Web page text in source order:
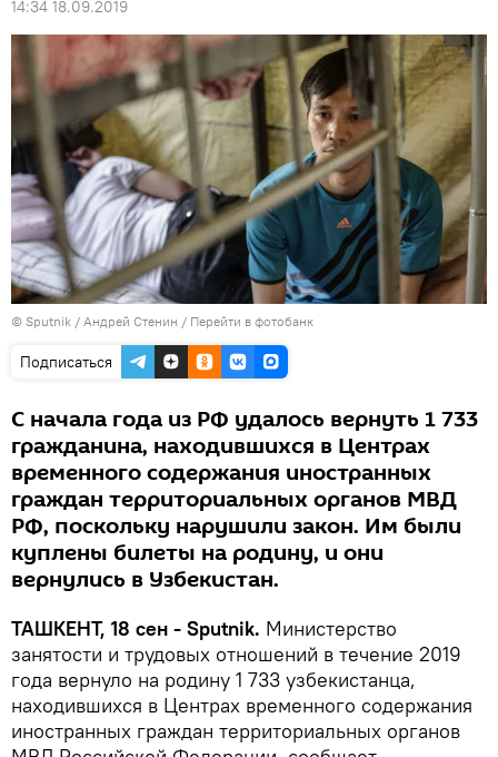
14:34 18.09.2019
© Sputnik / Андрей Стенин / Перейти в фотобанк
Подписаться
С начала года из РФ удалось вернуть 1 733
гражданина, находившихся в Центрах
временного содержания иностранных
граждан территориальных органов МВД
РФ, поскольку нарушили закон. Им были
куплены билеты на родину, и они
вернулись в Узбекистан.
ТАШКЕНТ, 18 сен - Sputnik. Министерство
занятости и трудовых отношений в течение 2019
года вернуло на родину 1 733 узбекистанца,
находившихся в Центрах временного содержания
иностранных граждан территориальных органов